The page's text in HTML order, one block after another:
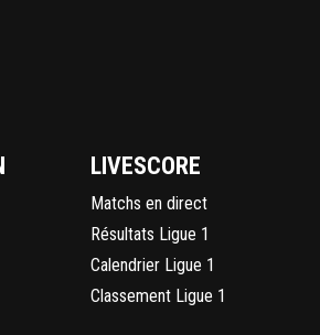
LIVESCORE
Matchs en direct
Résultats Ligue 1
Calendrier Ligue 1
Classement Ligue 1